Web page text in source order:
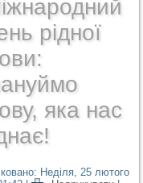
рідної
яка нас
Неділя, 25 лютого